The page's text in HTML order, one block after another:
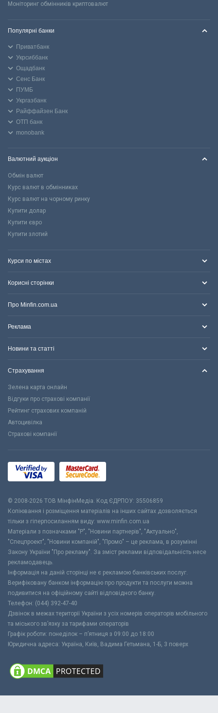
Моніторинг обмінників криптовалют
Популярні банки
Приватбанк
Укрсиббанк
Ощадбанк
Сенс Банк
ПУМБ
Укргазбанк
Райффайзен Банк
ОТП банк
monobank
Валютний аукціон
Обмін валют
Курс валют в обмінниках
Курс валют на чорному ринку
Купити долар
Купити євро
Купити злотий
Курси по містах
Корисні сторінки
Про Minfin.com.ua
Реклама
Новини та статті
Страхування
Зелена карта онлайн
Відгуки про страхові компанії
Рейтинг страхових компаній
Автоцивілка
Страхові компанії
© 2008-2026 ТОВ МiнфiнМедiа. Код ЄДРПОУ: 35506859
Копіювання і розміщення матеріалів на інших сайтах дозволяється
тільки з гіперпосиланням виду: www.minfin.com.ua
Матеріали з позначками "Р", "Новини партнерів", "Актуально",
"Спецпроект", "Новини компаній", "Промо" – це реклама, в розумінні
Закону України "Про рекламу". За зміст реклами відповідальність несе
рекламодавець.
Інформація на даній сторінці не є рекламою банківських послуг.
Верифіковану банком інформацію про продукти та послуги можна
подивитися на офіційному сайті відповідного банку.
Телефон: (044) 392-47-40
Дзвінок в межах території України з усіх номерів операторів мобільного
та міського зв’язку за тарифами операторів
Графік роботи: понеділок – п’ятниця з 09:00 до 18:00
Юридична адреса: Україна, Київ, Вадима Гетьмана, 1-Б, 3 поверх